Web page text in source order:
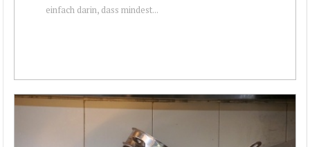
einfach darin, dass mindest...